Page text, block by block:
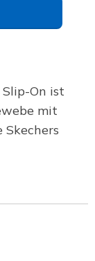
On ist
mit